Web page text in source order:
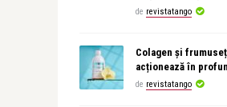
de revistatango
Colagen și
acționează în
de revistatango